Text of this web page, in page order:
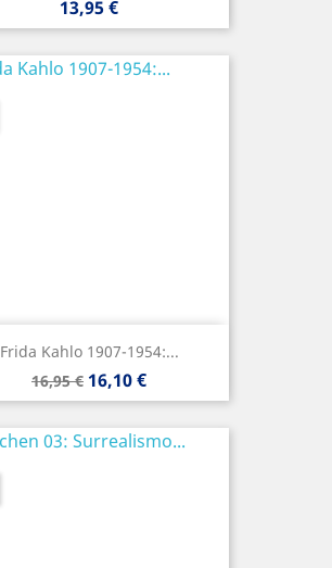
Precio
13,95 €
Frida Kahlo 1907-1954:...
Precio
base
16,95 € Precio
16,10 €